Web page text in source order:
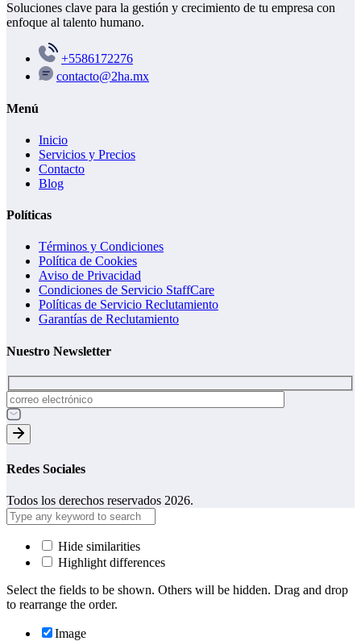
Soluciones clave para la gestión y crecimiento de tu empresa con
enfoque al talento humano.
+5586172276
contacto@2ha.mx
Menú
Inicio
Servicios y Precios
Contacto
Blog
Políticas
Términos y Condiciones
Política de Cookies
Aviso de Privacidad
Condiciones de Servicio StaffCare
Políticas de Servicio Reclutamiento
Garantías de Reclutamiento
Nuestro Newsletter
Redes Sociales
Todos los derechos reservados 2026.
Hide similarities
Highlight differences
Select the fields to be shown. Others will be hidden. Drag and drop
to rearrange the order.
Image